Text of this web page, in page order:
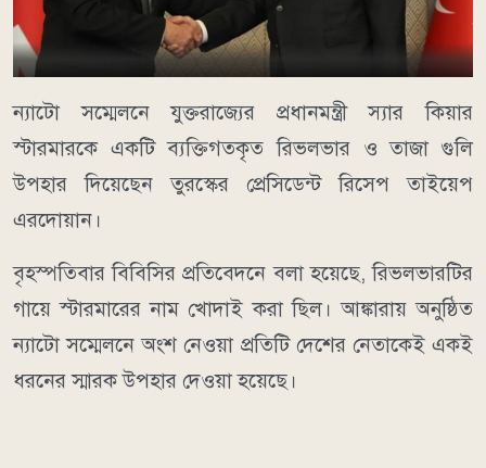
ন্যাটো সম্মেলনে যুক্তরাজ্যের প্রধানমন্ত্রী স্যার কিয়ার
স্টারমারকে একটি ব্যক্তিগতকৃত রিভলভার ও তাজা গুলি
উপহার দিয়েছেন তুরস্কের প্রেসিডেন্ট রিসেপ তাইয়েপ
এরদোয়ান।
বৃহস্পতিবার বিবিসির প্রতিবেদনে বলা হয়েছে, রিভলভারটির
গায়ে স্টারমারের নাম খোদাই করা ছিল। আঙ্কারায় অনুষ্ঠিত
ন্যাটো সম্মেলনে অংশ নেওয়া প্রতিটি দেশের নেতাকেই একই
ধরনের স্মারক উপহার দেওয়া হয়েছে।